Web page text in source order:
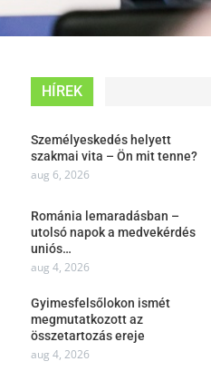
HÍREK
Személyeskedés helyett
szakmai vita – Ön mit tenne?
aug 6, 2026
Románia lemaradásban –
utolsó napok a medvekérdés
uniós…
aug 4, 2026
Gyimesfelsőlokon ismét
megmutatkozott az
összetartozás ereje
aug 4, 2026